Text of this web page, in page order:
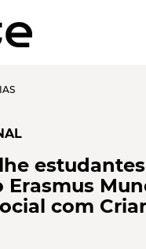
Erasmus
com